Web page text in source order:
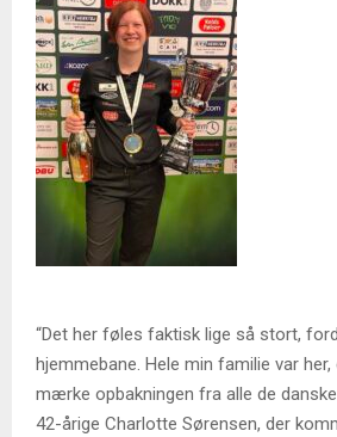
“Det her føles faktisk lige så stort,
hjemmebane. Hele min familie var
mærke opbakningen fra alle de
42-årige Charlotte Sørensen, der